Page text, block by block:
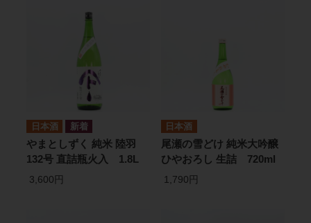
日本酒
やまとしずく 純米 陸羽
132号 直詰瓶火入 1.8L
3,600円
日本酒
尾瀬の雪どけ 純米大吟醸
ひやおろし 生詰 720ml
1,790円